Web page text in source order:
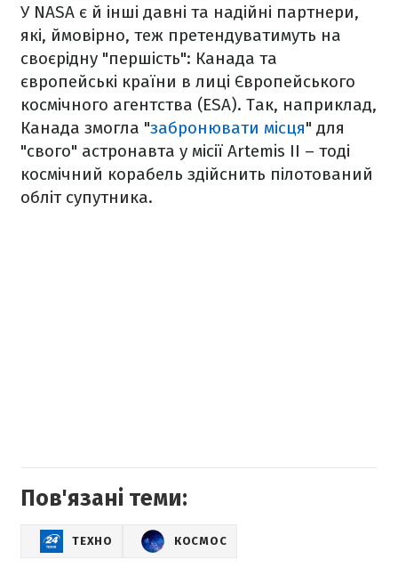
У NASA є й інші давні та надійні партнери,
які, ймовірно, теж претендуватимуть на
своєрідну "першість": Канада та
європейські країни в лиці Європейського
космічного агентства (ESA). Так, наприклад,
Канада змогла "забронювати місця" для
"свого" астронавта у місії Artemis II – тоді
космічний корабель здійснить пілотований
обліт супутника.
Пов'язані теми:
ТЕХНО КОСМОС